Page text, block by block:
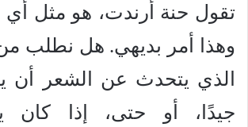
تقول حنة أرندت، هو مثل
وهذا أمر بديهي. هل نطلب
الذي يتحدث عن الشعر أن
جيدًا، أو حتى، إذا